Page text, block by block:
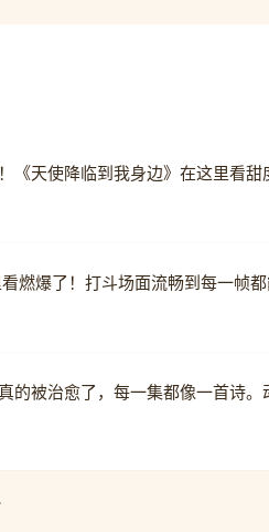
《天使降临到我身边》在这里看
燃爆了！打斗场面流畅到每一帧
的被治愈了，每一集都像一首诗